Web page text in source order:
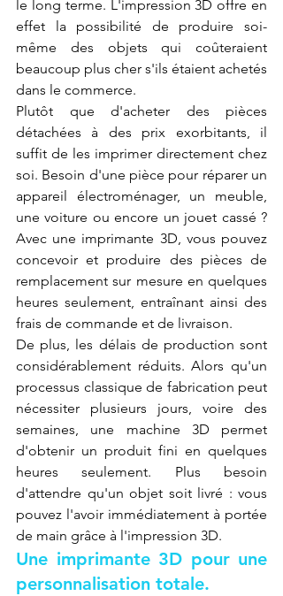
le long terme. L'impression 3D offre en
effet la possibilité de produire soi-
même des objets qui coûteraient
beaucoup plus cher s'ils étaient achetés
dans le commerce.
Plutôt que d'acheter des pièces
détachées à des prix exorbitants, il
suffit de les imprimer directement chez
soi. Besoin d'une pièce pour réparer un
appareil électroménager, un meuble,
une voiture ou encore un jouet cassé ?
Avec une imprimante 3D, vous pouvez
concevoir et produire des pièces de
remplacement sur mesure en quelques
heures seulement, entraînant ainsi des
frais de commande et de livraison.
De plus, les délais de production sont
considérablement réduits. Alors qu'un
processus classique de fabrication peut
nécessiter plusieurs jours, voire des
semaines, une machine 3D permet
d'obtenir un produit fini en quelques
heures seulement. Plus besoin
d'attendre qu'un objet soit livré : vous
pouvez l'avoir immédiatement à portée
de main grâce à l'impression 3D.
Une imprimante 3D pour une
personnalisation totale.